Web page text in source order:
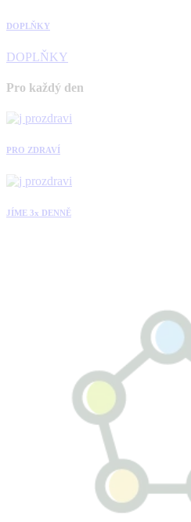
DOPLŇKY
DOPLŇKY
Pro každý den
PRO ZDRAVÍ
JÍME 3x DENNĚ